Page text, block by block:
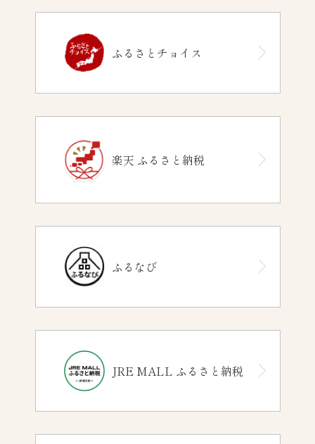
ふるさとチョイス
楽天 ふるさと納税
ふるなび
JRE MALL ふるさと納税